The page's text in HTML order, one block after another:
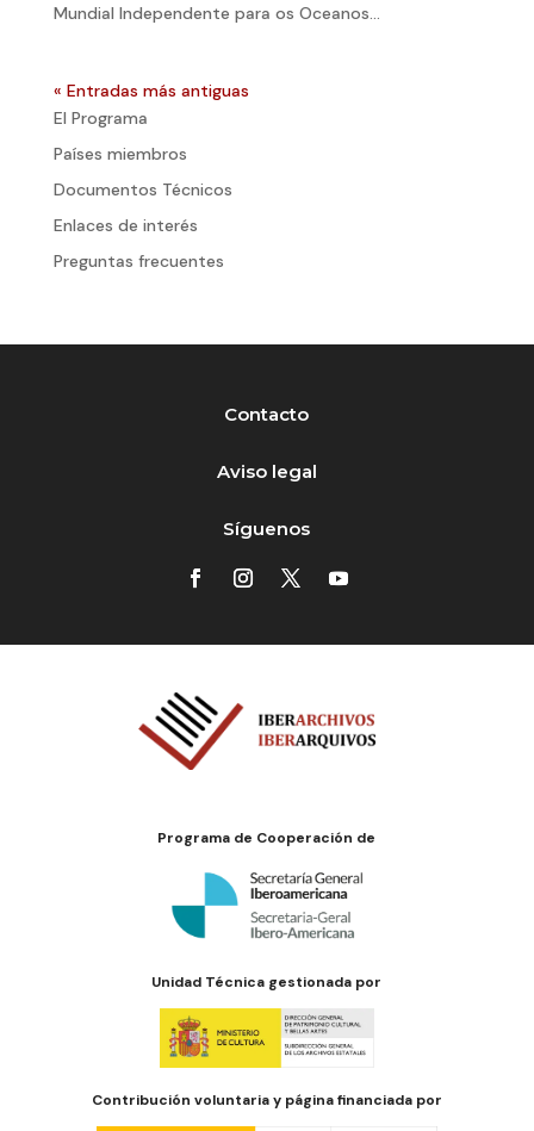
Mundial Independente para os Oceanos...
« Entradas más antiguas
El Programa
Países miembros
Documentos Técnicos
Enlaces de interés
Preguntas frecuentes
Contacto
Aviso legal
Síguenos
Programa de Cooperación de
Unidad Técnica gestionada por
Contribución voluntaria y página financiada por